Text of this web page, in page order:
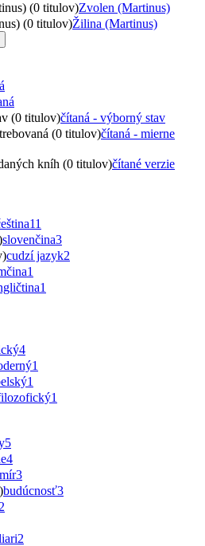
(0 titulov)Zvolen (Martinus)
(0 titulov)Žilina (Martinus)
(0 titulov)čítaná - výborný stav
(0 titulov)čítaná - mierne
kníh (0 titulov)čítané verzie
11
slovenčina3
cudzí jazyk2
1
1
4
1
1
1
5
4
3
budúcnosť3
2
2